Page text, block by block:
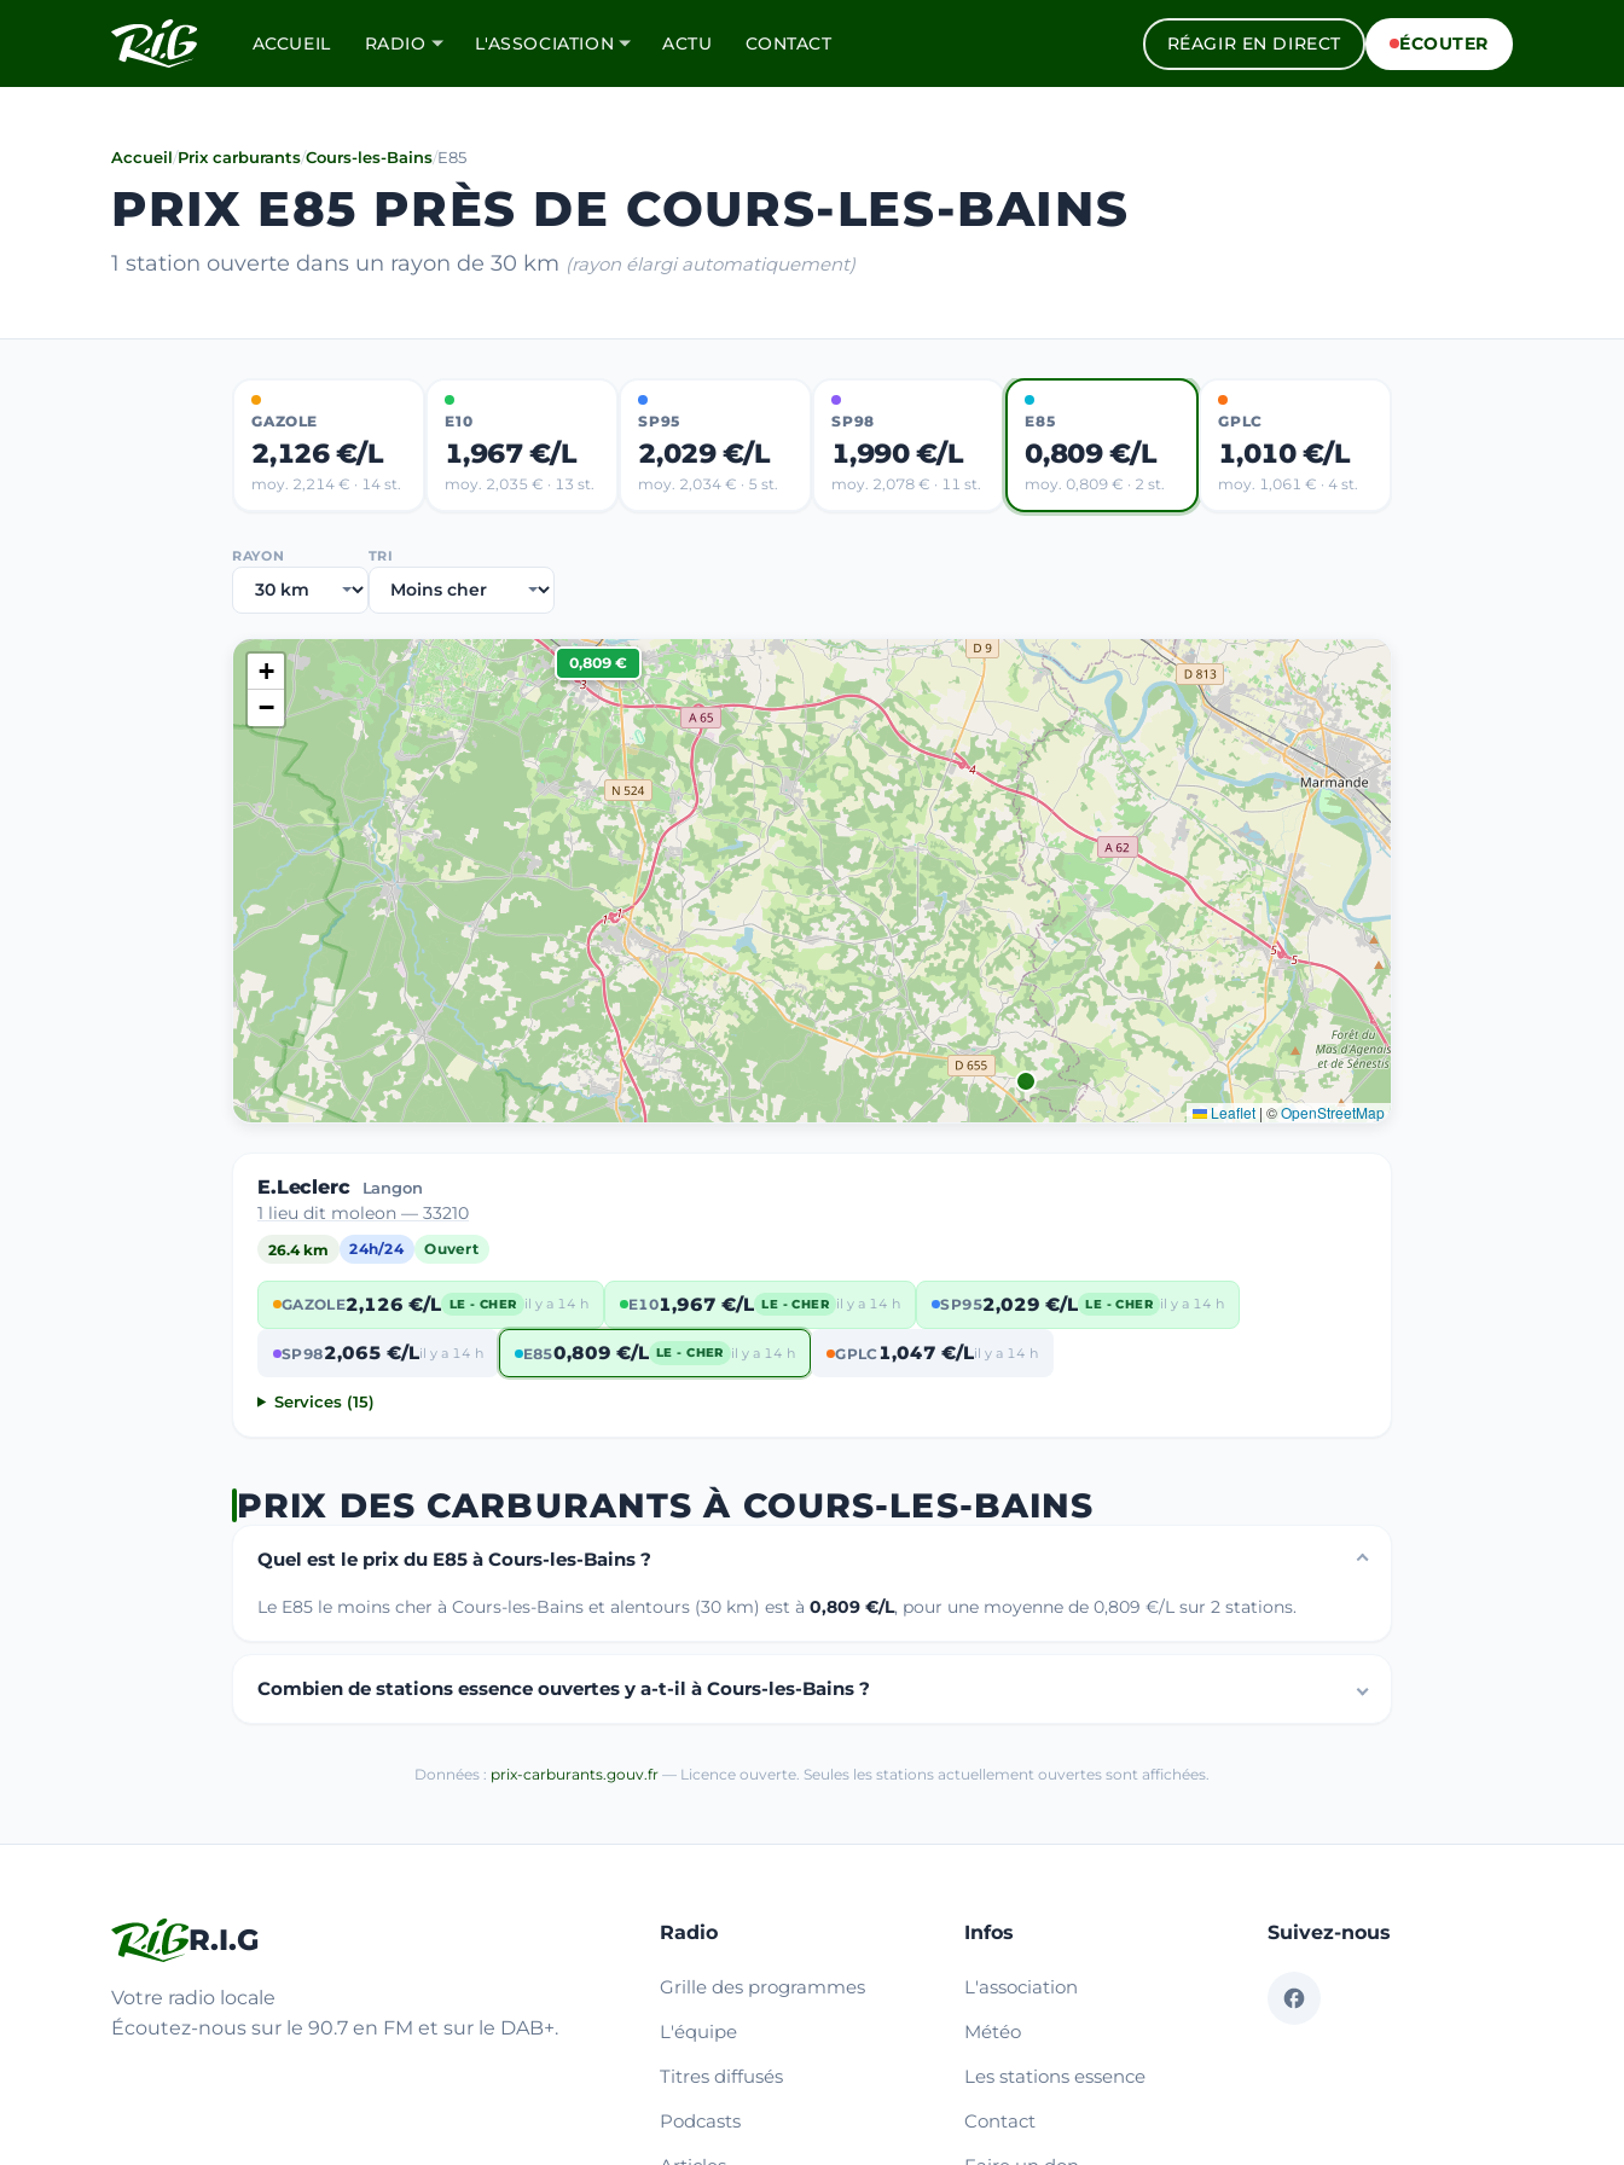
ACCUEIL RADIO L'ASSOCIATION ACTU CONTACT RÉAGIR EN DIRECT ÉCOUTER
Accueil/Prix carburants/Cours-les-Bains/E85
PRIX E85 PRÈS DE COURS-LES-BAINS
1 station ouverte dans un rayon de 30 km (rayon élargi automatiquement)
GAZOLE
2,126 €/L
moy. 2,214 € · 14 st.
E10
1,967 €/L
moy. 2,035 € · 13 st.
SP95
2,029 €/L
moy. 2,034 € · 5 st.
SP98
1,990 €/L
moy. 2,078 € · 11 st.
E85
0,809 €/L
moy. 0,809 € · 2 st.
GPLC
1,010 €/L
moy. 1,061 € · 4 st.
RAYON TRI
0,809 €
+
−
Leaflet | ©OpenStreetMap
E.Leclerc Langon
1 lieu dit moleon — 33210
26.4 km 24h/24 Ouvert
GAZOLE2,126 €/L LE - CHER il y a 14 h E101,967 €/L LE - CHER il y a 14 h SP952,029 €/L LE - CHER il y a 14 h
SP982,065 €/Lil y a 14 h E850,809 €/L LE - CHER il y a 14 h GPLC1,047 €/Lil y a 14 h
Services (15)
PRIX DES CARBURANTS À COURS-LES-BAINS
Quel est le prix du E85 à Cours-les-Bains ?
Le E85 le moins cher à Cours-les-Bains et alentours (30 km) est à 0,809 €/L, pour une moyenne de 0,809 €/L sur 2 stations.
Combien de stations essence ouvertes y a-t-il à Cours-les-Bains ?
Données : prix-carburants.gouv.fr — Licence ouverte. Seules les stations actuellement ouvertes sont affichées.
R.I.G
Votre radio locale
Écoutez-nous sur le 90.7 en FM et sur le DAB+.
Radio
Grille des programmes
L'équipe
Titres diffusés
Podcasts
Infos
L'association
Météo
Les stations essence
Contact
Suivez-nous